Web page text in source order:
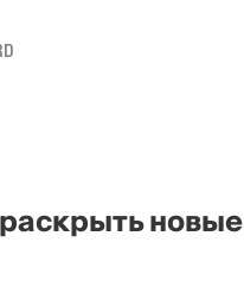
новые